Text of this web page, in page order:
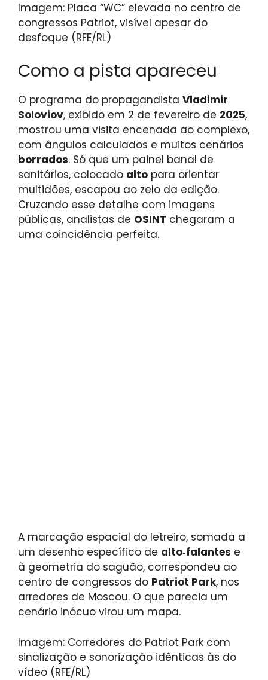
Imagem: Placa “WC” elevada no centro de
congressos Patriot, visível apesar do
desfoque (RFE/RL)
Como a pista apareceu
O programa do propagandista Vladimir
Soloviov, exibido em 2 de fevereiro de 2025,
mostrou uma visita encenada ao complexo,
com ângulos calculados e muitos cenários
borrados. Só que um painel banal de
sanitários, colocado alto para orientar
multidões, escapou ao zelo da edição.
Cruzando esse detalhe com imagens
públicas, analistas de OSINT chegaram a
uma coincidência perfeita.
A marcação espacial do letreiro, somada a
um desenho específico de alto‑falantes e
à geometria do saguão, correspondeu ao
centro de congressos do Patriot Park, nos
arredores de Moscou. O que parecia um
cenário inócuo virou um mapa.
Imagem: Corredores do Patriot Park com
sinalização e sonorização idênticas às do
vídeo (RFE/RL)